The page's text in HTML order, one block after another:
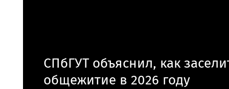
СПбГУТ объяснил, как
общежитие в 2026 году